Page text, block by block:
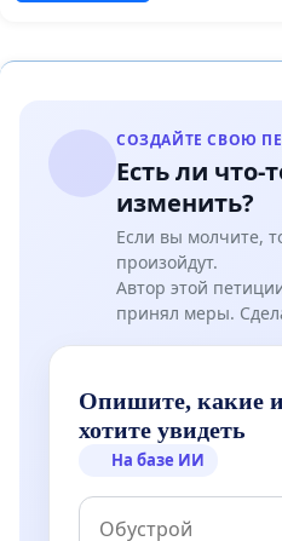
СОЗДАЙТЕ СВОЮ
Есть ли что-
изменить?
Если вы молчите,
произойдут.
Автор этой
принял меры.
Опишите, какие
хотите увидеть
На базе ИИ